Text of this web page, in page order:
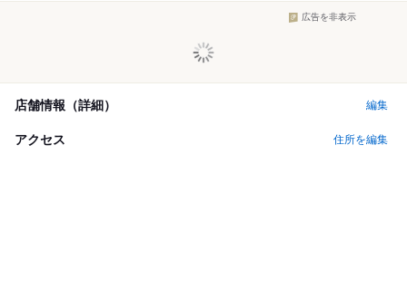
広告を非表示
店舗情報（詳細） 編集
アクセス 住所を編集